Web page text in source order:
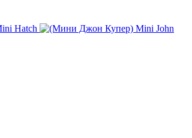
Hatch
Mini John